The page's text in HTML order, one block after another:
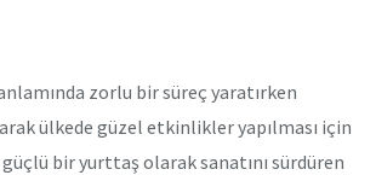
zorlu bir süreç yaratırken
ülkede güzel etkinlikler yapılması için
bir yurttaş olarak sanatını sürdüren